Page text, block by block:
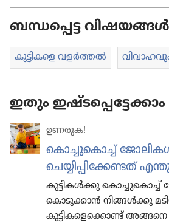
ബന്ധപ്പെട്ട വിഷയങ്ങൾ
കുട്ടി​ക​ളെ വളർത്തൽ
ഇതും ഇഷ്ടപ്പെട്ടേക്കാം
ഉണരുക!
കൊച്ചുകൊച്ച്‌
ചെയ്യിപ്പിക്കേണ്ടത്‌
കുട്ടികൾക്കു കൊച്ചുകൊച്ച്‌
കൊടുക്കാൻ നിങ്ങൾക്കു
കുട്ടികളെക്കൊണ്ട്‌ അങ്ങനെ